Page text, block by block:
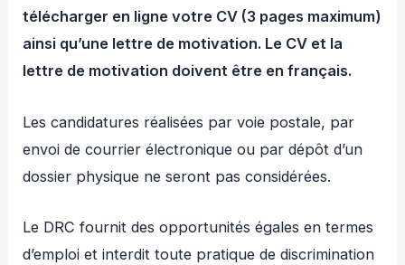
télécharger en ligne votre CV (3 pages maximum)
ainsi qu’une lettre de motivation. Le CV et la
lettre de motivation doivent être en français.
Les candidatures réalisées par voie postale, par
envoi de courrier électronique ou par dépôt d’un
dossier physique ne seront pas considérées.
Le DRC fournit des opportunités égales en termes
d’emploi et interdit toute pratique de discrimination